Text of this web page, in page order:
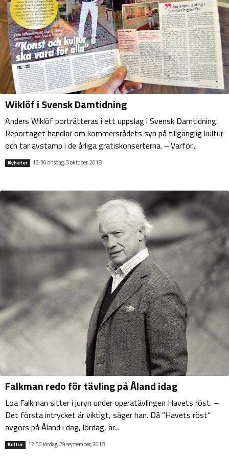
Wiklöf i Svensk Damtidning
Anders Wiklöf porträtteras i ett uppslag i Svensk Damtidning.
Reportaget handlar om kommersrådets syn på tillgänglig kultur
och tar avstamp i de årliga gratiskonserterna. – Varför...
Nyheter 16:30 onsdag, 3 oktober, 2018
Falkman redo för tävling på Åland idag
Loa Falkman sitter i juryn under operatävlingen Havets röst. –
Det första intrycket är viktigt, säger han. Då ”Havets röst”
avgörs på Åland i dag, lördag, är...
Kultur 12:30 lördag, 29 september, 2018